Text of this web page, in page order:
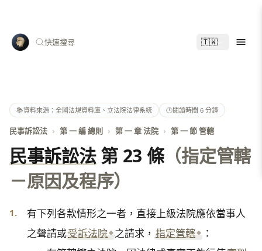
快速搜尋 🇹🇼
📚資料來源：全國法規資料庫、立法院法律系統 🕑閱讀時間 6 分鐘
民事訴訟法 › 第 一 編 總則 › 第 一 章 法院 › 第 一 節 管轄
民事訴訟法第 23 條（指定管轄
－原因及程序）
1.
有下列各款情形之一者，直接上級法院應依當事人
之聲請或受訴法院 之請求， 指定管轄
：